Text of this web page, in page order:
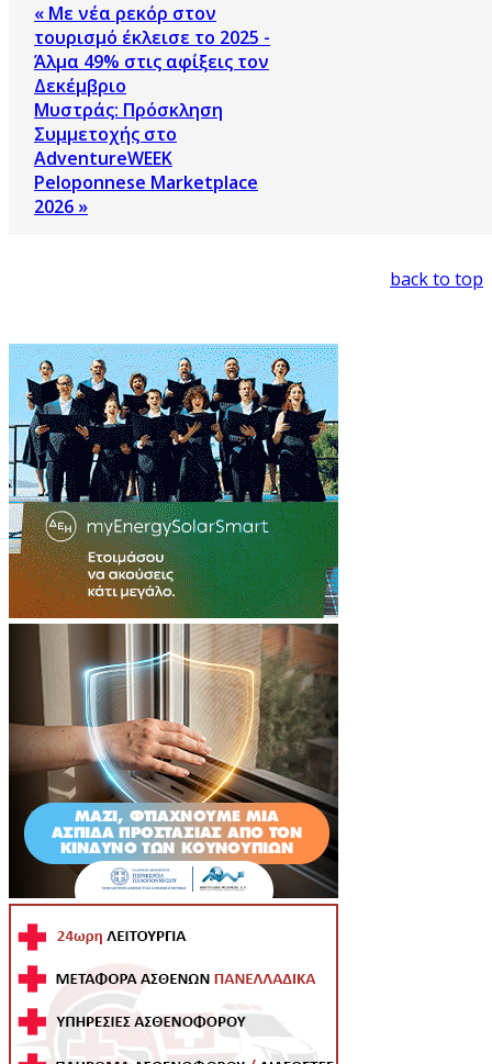
« Με νέα ρεκόρ στον
τουρισμό έκλεισε το 2025 -
Άλμα 49% στις αφίξεις τον
Δεκέμβριο
Μυστράς: Πρόσκληση
Συμμετοχής στο
AdventureWEEK
Peloponnese Marketplace
2026 »
back to top